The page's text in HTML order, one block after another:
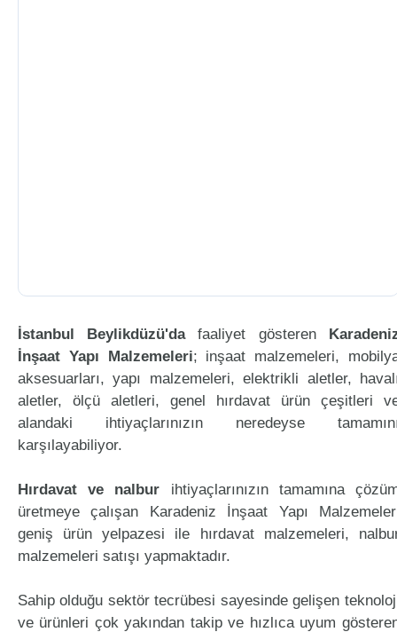
İstanbul Beylikdüzü'dafaaliyet gösteren
İnşaat Yapı Malzemeleri; inşaat malzemeleri,
aksesuarları, yapı malzemeleri, elektrikli aletler,
aletler, ölçü aletleri, genel hırdavat ürün çeşitleri
alandaki ihtiyaçlarınızın neredeyse
karşılayabiliyor.
Hırdavat ve nalbur ihtiyaçlarınızın tamamına
üretmeye çalışan Karadeniz İnşaat Yapı
geniş ürün yelpazesi ile hırdavat malzemeleri,
malzemeleri satışı yapmaktadır.
Sahip olduğu sektör tecrübesi sayesinde gelişen
ve ürünleri çok yakından takip ve hızlıca uyum